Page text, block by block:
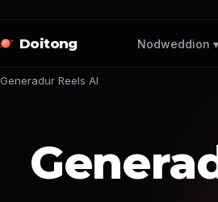
Doitong Nodweddion ▾
Generadur Reels AI